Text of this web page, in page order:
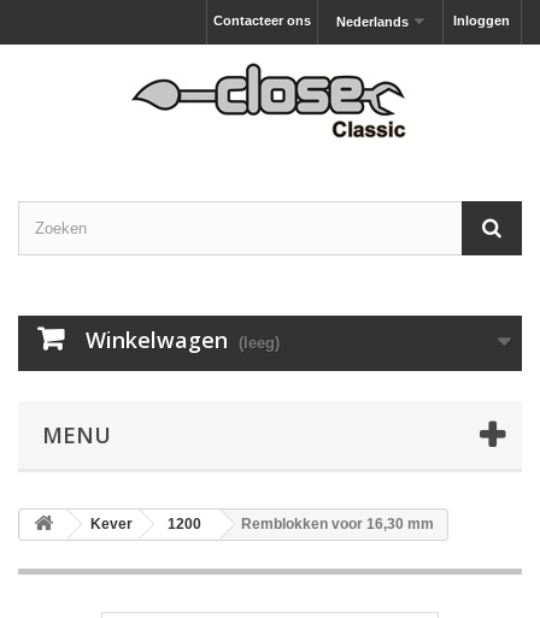
Inloggen
Nederlands
Contacteer ons
Winkelwagen (leeg)
MENU
Kever 1200 Remblokken voor 16,30 mm